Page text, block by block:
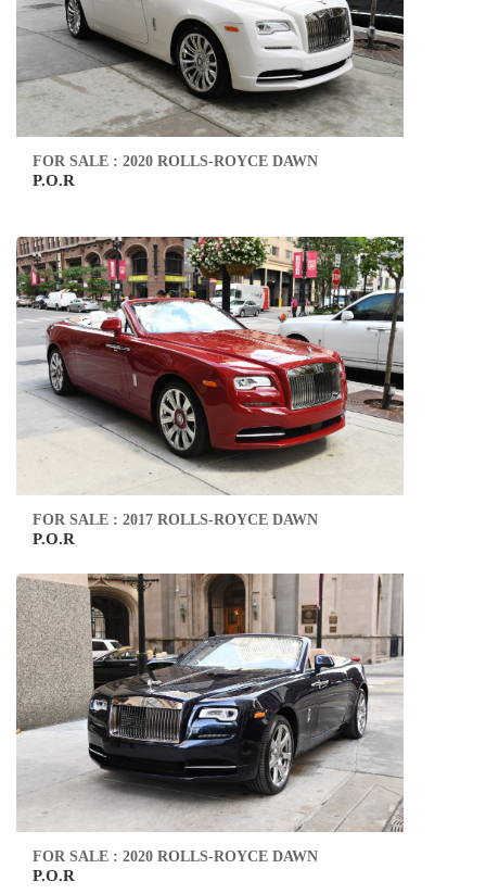
FOR SALE : 2020 ROLLS-ROYCE DAWN
P.O.R
FOR SALE : 2017 ROLLS-ROYCE DAWN
P.O.R
FOR SALE : 2020 ROLLS-ROYCE DAWN
P.O.R